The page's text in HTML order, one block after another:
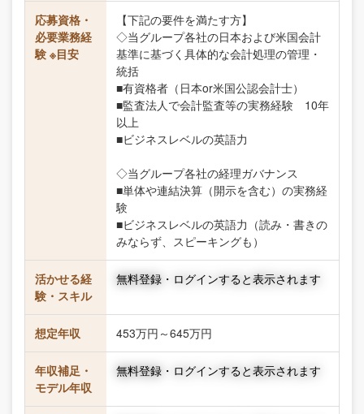
応募資格・
必要業務経
験 ※目安
【下記の要件を満たす方】
◇当グループ各社の日本および米国会計
基準に基づく具体的な会計処理の管理・
統括
■有資格者（日本or米国公認会計士）
■監査法人で会計監査等の実務経験 10年
以上
■ビジネスレベルの英語力
◇当グループ各社の経理ガバナンス
■単体や連結決算（開示を含む）の実務経
験
■ビジネスレベルの英語力（読み・書きの
みならず、スピーキングも）
活かせる経
験・スキル
無料登録・ログインすると表示されます
想定年収 453万円～645万円
年収補足・
モデル年収
無料登録・ログインすると表示されます